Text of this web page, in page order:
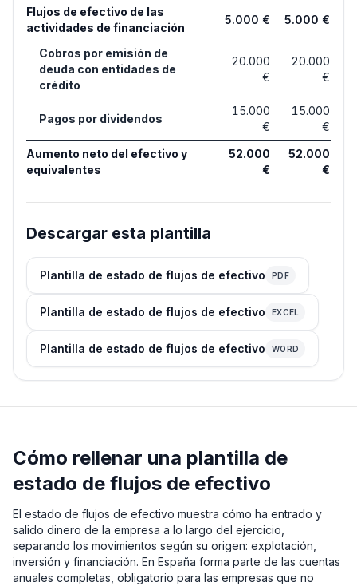
Flujos de efectivo de las
actividades de financiación
5.000 € 5.000 €
Cobros por emisión de
deuda con entidades de
crédito
20.000
€
20.000
€
Pagos por dividendos
15.000
€
15.000
€
Aumento neto del efectivo y
equivalentes
52.000
€
52.000
€
Descargar esta plantilla
Plantilla de estado de flujos de efectivo PDF
Plantilla de estado de flujos de efectivo EXCEL
Plantilla de estado de flujos de efectivo WORD
Cómo rellenar una plantilla de
estado de flujos de efectivo
El estado de flujos de efectivo muestra cómo ha entrado y
salido dinero de la empresa a lo largo del ejercicio,
separando los movimientos según su origen: explotación,
inversión y financiación. En España forma parte de las cuentas
anuales completas, obligatorio para las empresas que no